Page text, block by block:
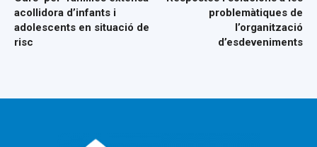
acollidora d’infants i
adolescents en situació de
risc
problemàtiques de
l’organització
d’esdeveniments